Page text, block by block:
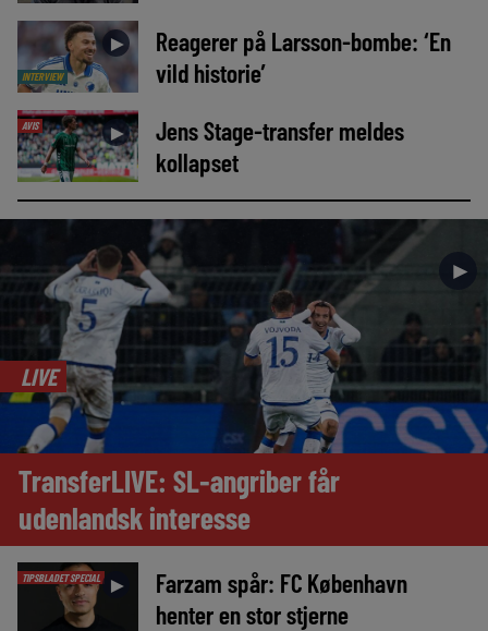
INTERVIEW
►
Reagerer på Larsson-bombe: ‘En
vild historie’
AVIS ►
Jens Stage-transfer meldes
kollapset
►
LIVE
TransferLIVE: SL-angriber får
udenlandsk interesse
TIPSBLADET SPECIAL ►
Farzam spår: FC København
henter en stor stjerne